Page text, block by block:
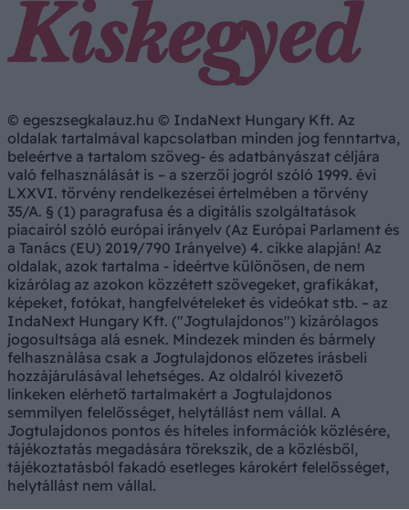
© egeszsegkalauz.hu © IndaNext Hungary Kft. Az
oldalak tartalmával kapcsolatban minden jog fenntartva,
beleértve a tartalom szöveg- és adatbányászat céljára
való felhasználását is – a szerzői jogról szóló 1999. évi
LXXVI. törvény rendelkezései értelmében a törvény
35/A. § (1) paragrafusa és a digitális szolgáltatások
piacairól szóló európai irányelv (Az Európai Parlament és
a Tanács (EU) 2019/790 Irányelve) 4. cikke alapján! Az
oldalak, azok tartalma - ideértve különösen, de nem
kizárólag az azokon közzétett szövegeket, grafikákat,
képeket, fotókat, hangfelvételeket és videókat stb. – az
IndaNext Hungary Kft. ("Jogtulajdonos") kizárólagos
jogosultsága alá esnek. Mindezek minden és bármely
felhasználása csak a Jogtulajdonos előzetes írásbeli
hozzájárulásával lehetséges. Az oldalról kivezető
linkeken elérhető tartalmakért a Jogtulajdonos
semmilyen felelősséget, helytállást nem vállal. A
Jogtulajdonos pontos és hiteles információk közlésére,
tájékoztatás megadására törekszik, de a közlésből,
tájékoztatásból fakadó esetleges károkért felelősséget,
helytállást nem vállal.